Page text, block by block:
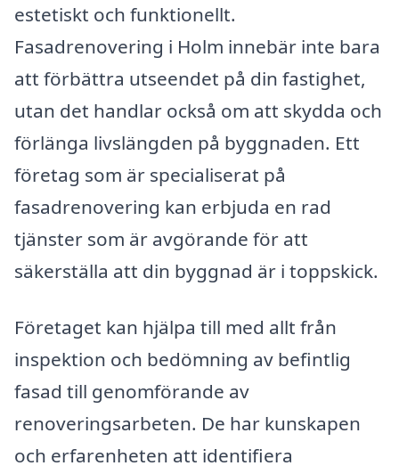
estetiskt och funktionellt.
Fasadrenovering i Holm innebär inte bara
att förbättra utseendet på din fastighet,
utan det handlar också om att skydda och
förlänga livslängden på byggnaden. Ett
företag som är specialiserat på
fasadrenovering kan erbjuda en rad
tjänster som är avgörande för att
säkerställa att din byggnad är i toppskick.
Företaget kan hjälpa till med allt från
inspektion och bedömning av befintlig
fasad till genomförande av
renoveringsarbeten. De har kunskapen
och erfarenheten att identifiera